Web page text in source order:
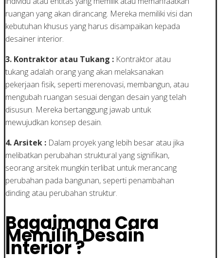
ruangan yang akan dirancang. Mereka memiliki visi dan
kebutuhan khusus yang harus disampaikan kepada
desainer interior.
3. Kontraktor atau Tukang : Kontraktor atau
tukang adalah orang yang akan melaksanakan
pekerjaan fisik, seperti merenovasi, membangun, atau
mengubah ruangan sesuai dengan desain yang telah
disusun. Mereka bertanggung jawab untuk
mewujudkan konsep desain.
4. Arsitek : Dalam proyek yang lebih besar atau jika
melibatkan perubahan struktural yang signifikan,
seorang arsitek mungkin terlibat untuk merancang
perubahan pada bangunan, seperti penambahan
dinding atau perubahan struktur.
Bagaimana Cara
Memilih Desain
Interior ?